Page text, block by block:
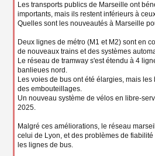
Les transports publics de Marseille ont
importants, mais ils restent inférieurs à
Quelles sont les nouveautés à Marseille
Deux lignes de métro (M1 et M2) sont en
de nouveaux trains et des systèmes
Le réseau de tramway s'est étendu à 4
banlieues nord.
Les voies de bus ont été élargies, mais
des embouteillages.
Un nouveau système de vélos en libre-
2025.
Malgré ces améliorations, le réseau
celui de Lyon, et des problèmes de
les lignes de bus.